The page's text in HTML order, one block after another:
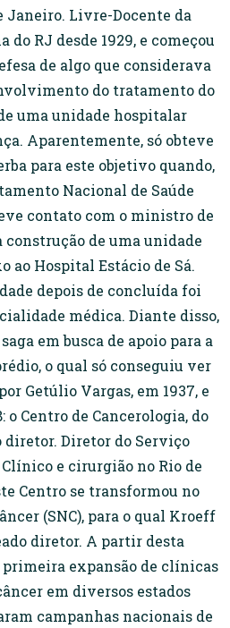
Janeiro. Livre-Docente da
do RJ desde 1929, e começou
de algo que considerava
do tratamento do
uma unidade hospitalar
Aparentemente, só obteve
para este objetivo quando,
Nacional de Saúde
contato com o ministro de
construção de uma unidade
ao Hospital Estácio de Sá.
depois de concluída foi
médica. Diante disso,
em busca de apoio para a
o qual só conseguiu ver
Getúlio Vargas, em 1937, e
o Centro de Cancerologia, do
Diretor do Serviço
e cirurgião no Rio de
Centro se transformou no
(SNC), para o qual Kroeff
diretor. A partir desta
expansão de clínicas
em diversos estados
campanhas nacionais de